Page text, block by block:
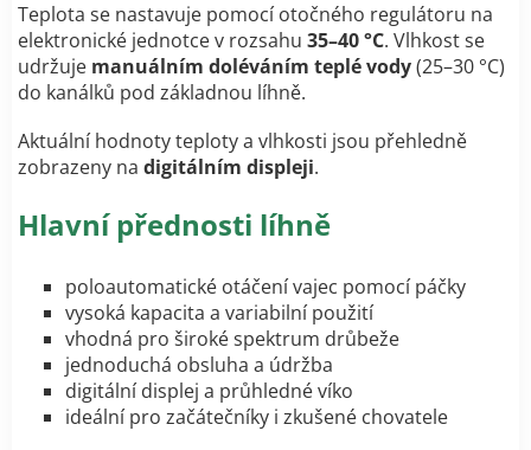
Teplota se nastavuje pomocí otočného regulátoru na
elektronické jednotce v rozsahu 35–40 °C. Vlhkost se
udržuje manuálním doléváním teplé vody(25–30 °C)
do kanálků pod základnou líhně.
Aktuální hodnoty teploty a vlhkosti jsou přehledně
zobrazeny na digitálním displeji.
Hlavní přednosti líhně
poloautomatické otáčení vajec pomocí páčky
vysoká kapacita a variabilní použití
vhodná pro široké spektrum drůbeže
jednoduchá obsluha a údržba
digitální displej a průhledné víko
ideální pro začátečníky i zkušené chovatele